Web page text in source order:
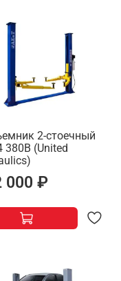
2-стоечный
380B (United
000 ₽